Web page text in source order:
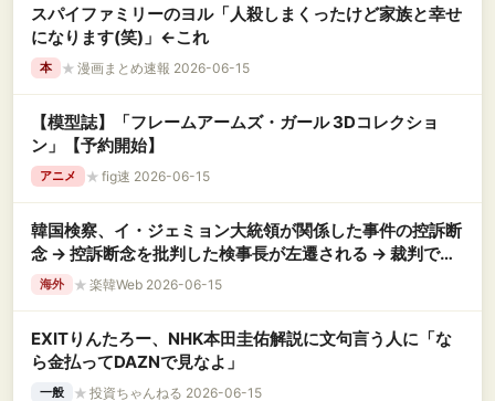
スパイファミリーのヨル「人殺しまくったけど家族と幸せ
になります(笑)」←これ
本 ★ 漫画まとめ速報 2026-06-15
【模型誌】「フレームアームズ・ガール 3Dコレクショ
ン」【予約開始】
アニメ ★ fig速 2026-06-15
韓国検察、イ・ジェミョン大統領が関係した事件の控訴断
念 → 控訴断念を批判した検事長が左遷される → 裁判で左
遷取り消しが決定
海外 ★ 楽韓Web 2026-06-15
EXITりんたろー、NHK本田圭佑解説に文句言う人に「な
ら金払ってDAZNで見なよ」
一般 ★ 投資ちゃんねる 2026-06-15